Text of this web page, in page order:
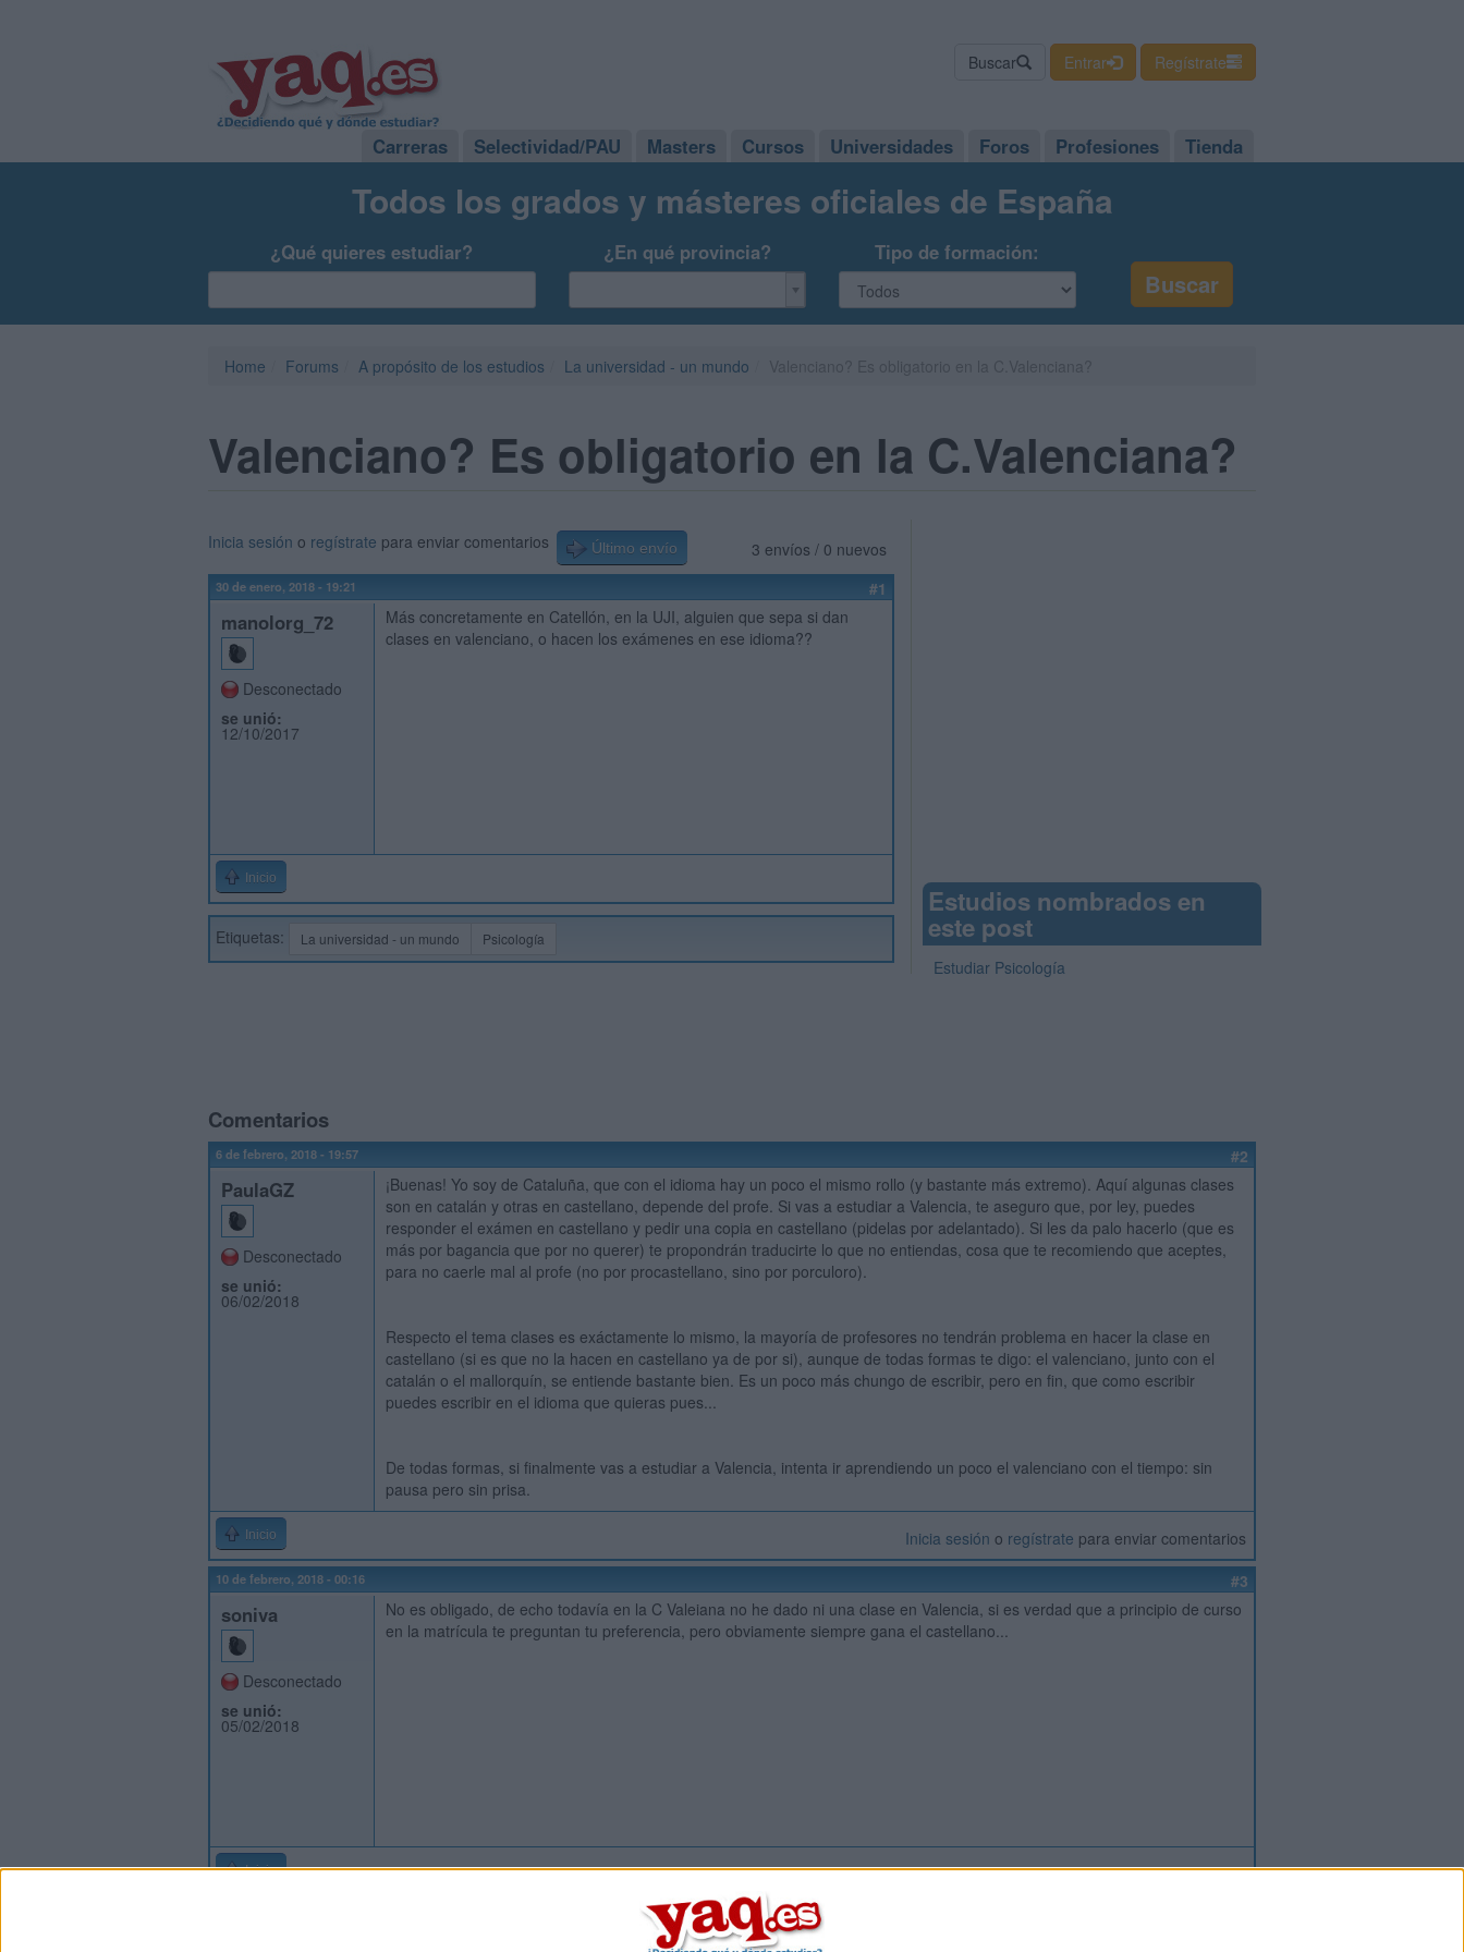
Buscar Entrar Regístrate
Carreras Selectividad/PAU Masters Cursos Universidades Foros Profesiones Tienda
Todos los grados y másteres oficiales de España
¿Qué quieres estudiar? ¿En qué provincia? Tipo de formación:
Home Forums A propósito de los estudios La universidad - un mundo
Valenciano? Es obligatorio en la C.Valenciana?
3 envíos / 0 nuevos
Inicia sesión o regístrate para enviar comentarios Último envío
30 de enero, 2018 - 19:21 #1
manolorg_72
Desconectado
se unió:
12/10/2017
Más concretamente en Catellón, en la UJI, alguien que sepa si dan
clases en valenciano, o hacen los exámenes en ese idioma??
Inicio
Etiquetas: La universidad - un mundo Psicología
Estudios nombrados en
este post
Estudiar Psicología
Comentarios
6 de febrero, 2018 - 19:57 #2
PaulaGZ
Desconectado
se unió:
06/02/2018
¡Buenas! Yo soy de Cataluña, que con el idioma hay un poco el mismo rollo (y bastante más extremo). Aquí algunas clases
son en catalán y otras en castellano, depende del profe. Si vas a estudiar a Valencia, te aseguro que, por ley, puedes
responder el exámen en castellano y pedir una copia en castellano (pidelas por adelantado). Si les da palo hacerlo (que es
más por bagancia que por no querer) te propondrán traducirte lo que no entiendas, cosa que te recomiendo que aceptes,
para no caerle mal al profe (no por procastellano, sino por porculoro).
Respecto el tema clases es exáctamente lo mismo, la mayoría de profesores no tendrán problema en hacer la clase en
castellano (si es que no la hacen en castellano ya de por si), aunque de todas formas te digo: el valenciano, junto con el
catalán o el mallorquín, se entiende bastante bien. Es un poco más chungo de escribir, pero en fin, que como escribir
puedes escribir en el idioma que quieras pues...
De todas formas, si finalmente vas a estudiar a Valencia, intenta ir aprendiendo un poco el valenciano con el tiempo: sin
pausa pero sin prisa.
Inicio Inicia sesión o regístrate para enviar comentarios
10 de febrero, 2018 - 00:16 #3
soniva
Desconectado
se unió:
05/02/2018
No es obligado, de echo todavía en la C Valeiana no he dado ni una clase en Valencia, si es verdad que a principio de curso
en la matrícula te preguntan tu preferencia, pero obviamente siempre gana el castellano...
Inicio Inicia sesiónoregístratepara enviar comentarios